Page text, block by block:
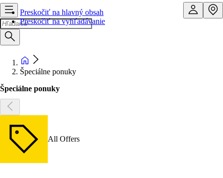
Preskočiť na hlavný obsah
Preskočiť na vyhľadávanie
Špeciálne ponuky
Špeciálne ponuky
All Offers